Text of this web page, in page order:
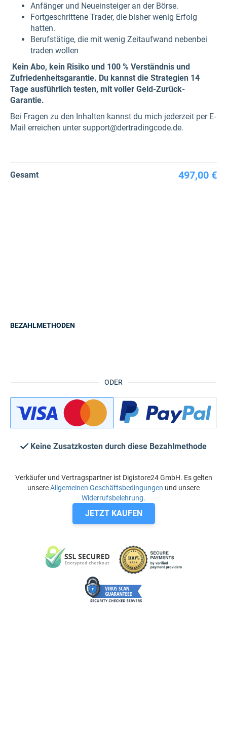
Anfänger und Neueinsteiger an der Börse.
Fortgeschrittene Trader, die bisher wenig Erfolg
hatten.
Berufstätige, die mit wenig Zeitaufwand nebenbei
traden wollen
Kein Abo, kein Risiko und 100 % Verständnis und
Zufriedenheitsgarantie. Du kannst die Strategien 14
Tage ausführlich testen, mit voller Geld-Zurück-
Garantie.
Bei Fragen zu den Inhalten kannst du mich jederzeit per E-
Mail erreichen unter support@dertradingcode.de.
Gesamt 497,00 €
ODER
BEZAHLMETHODEN
Keine Zusatzkosten durch diese Bezahlmethode
Verkäufer und Vertragspartner ist Digistore24 GmbH. Es gelten
unsereAllgemeinen Geschäftsbedingungen und unsere
Widerrufsbelehrung.
JETZT KAUFEN